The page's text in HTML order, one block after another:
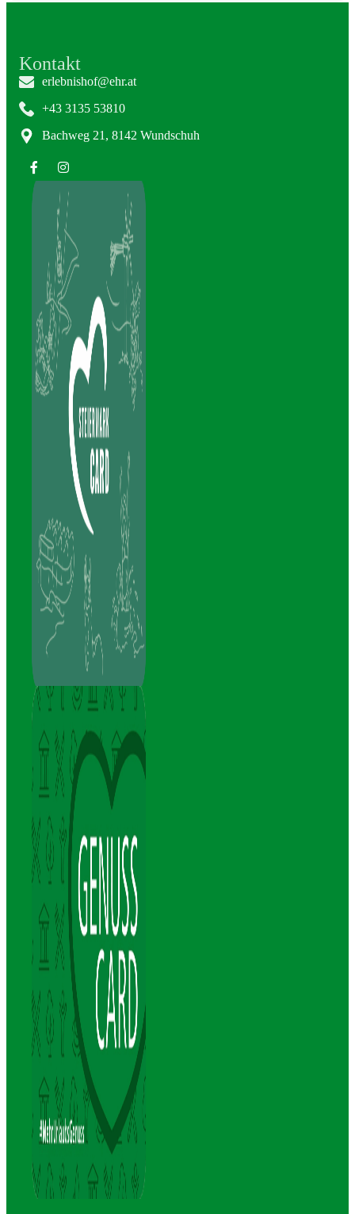
Kontakt
erlebnishof@ehr.at
+43 3135 53810
Bachweg 21, 8142 Wundschuh